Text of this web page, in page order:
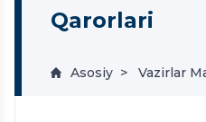
Qarorlari
Asosiy Vazirlar